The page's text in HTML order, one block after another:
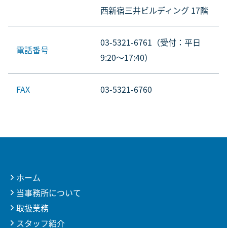
西新宿三井ビルディング 17階
電話番号
03-5321-6761（受付：平日
9:20～17:40）
FAX 03-5321-6760
ホーム
当事務所について
取扱業務
スタッフ紹介